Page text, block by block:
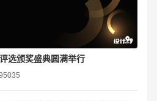
选颁奖盛典圆满举行